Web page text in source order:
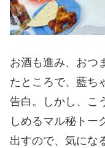
お酒も進み、おつ
たところで、藍ち
告白。しかし、こ
しめるマル秘トー
出すので、気にな